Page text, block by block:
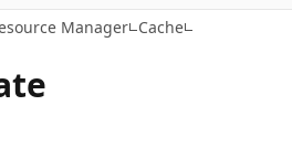
Manager Cache